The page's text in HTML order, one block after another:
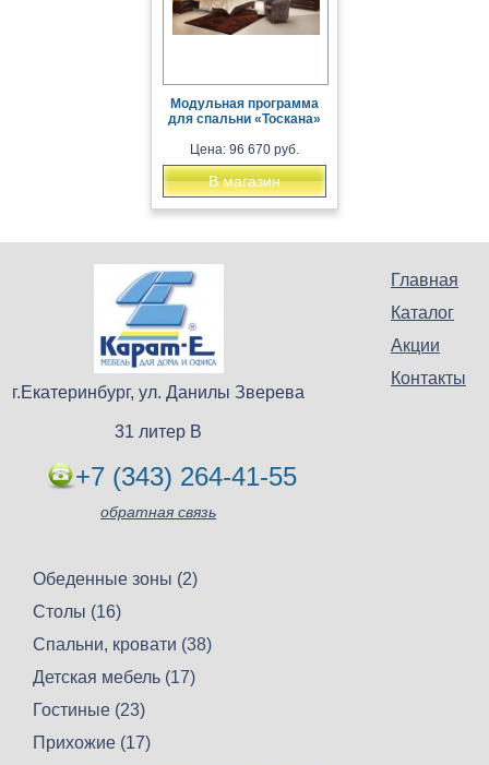
Модульная программа
для спальни «Тоскана»
Цена: 96 670 руб.
В магазин
Главная
Каталог
Акции
Контакты
г.Екатеринбург, ул. Данилы Зверева
31 литер В
+7 (343) 264-41-55
обратная связь
Обеденные зоны (2)
Столы (16)
Спальни, кровати (38)
Детская мебель (17)
Гостиные (23)
Прихожие (17)